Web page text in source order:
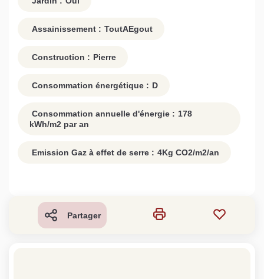
Assainissement : ToutAEgout
Construction : Pierre
Consommation énergétique : D
Consommation annuelle d'énergie : 178
kWh/m2 par an
Emission Gaz à effet de serre : 4Kg CO2/m2/an
Partager